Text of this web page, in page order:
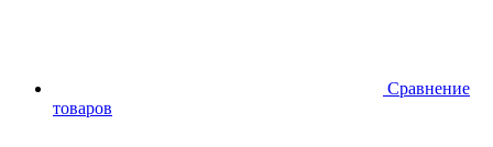
Сравнение
товаров